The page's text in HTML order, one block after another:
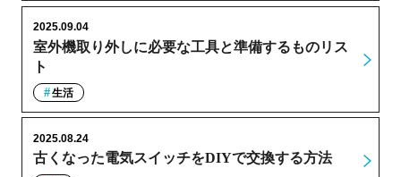
室外機取り外しに必要な工具と準備するものリス
ト
2025.09.04
生活
古くなった電気スイッチをDIYで交換する方法
2025.08.24